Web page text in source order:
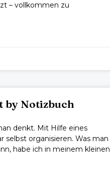
– vollkommen zu
by Notizbuch
denkt. Mit Hilfe eines
selbst organisieren. Was man
habe ich in meinem kleinen